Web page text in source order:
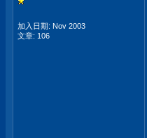
加入日期: Nov 2003
文章: 106